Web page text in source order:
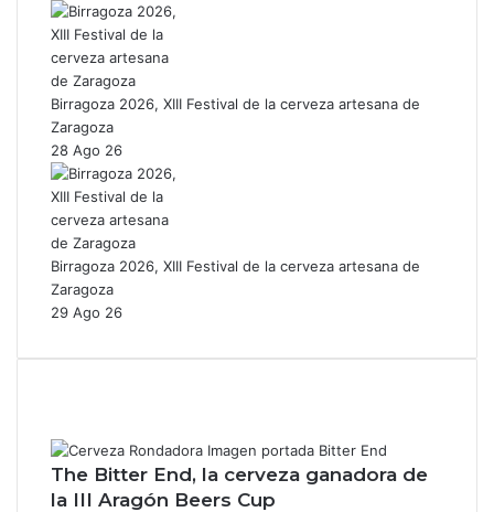
Birragoza 2026, XIII Festival de la cerveza artesana de
Zaragoza
28 Ago 26
Birragoza 2026, XIII Festival de la cerveza artesana de
Zaragoza
29 Ago 26
The Bitter End, la cerveza ganadora de
la III Aragón Beers Cup